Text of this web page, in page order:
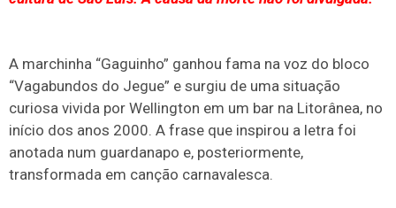
A marchinha “Gaguinho” ganhou fama na voz do bloco
“Vagabundos do Jegue” e surgiu de uma situação
curiosa vivida por Wellington em um bar na Litorânea, no
início dos anos 2000. A frase que inspirou a letra foi
anotada num guardanapo e, posteriormente,
transformada em canção carnavalesca.